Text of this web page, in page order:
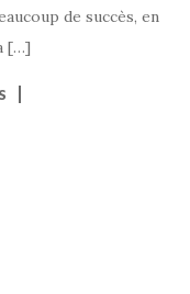
de succès, en
[…]